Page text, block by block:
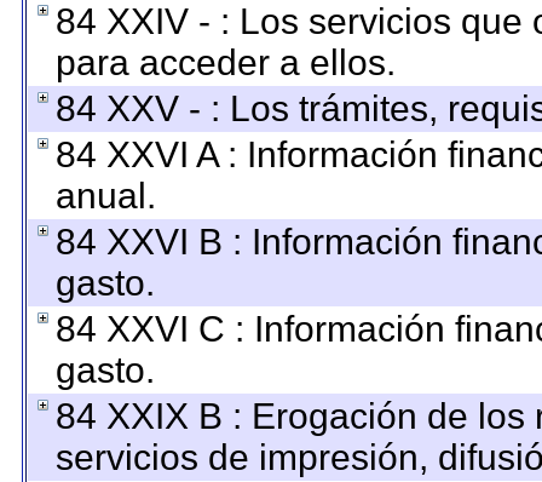
84 XXIV - : Los servicios
para acceder a ellos.
84 XXV - : Los trámites,
84 XXVI A : Información
anual.
84 XXVI B : Información
gasto.
84 XXVI C : Información
gasto.
84 XXIX B : Erogación de
servicios de impresión,